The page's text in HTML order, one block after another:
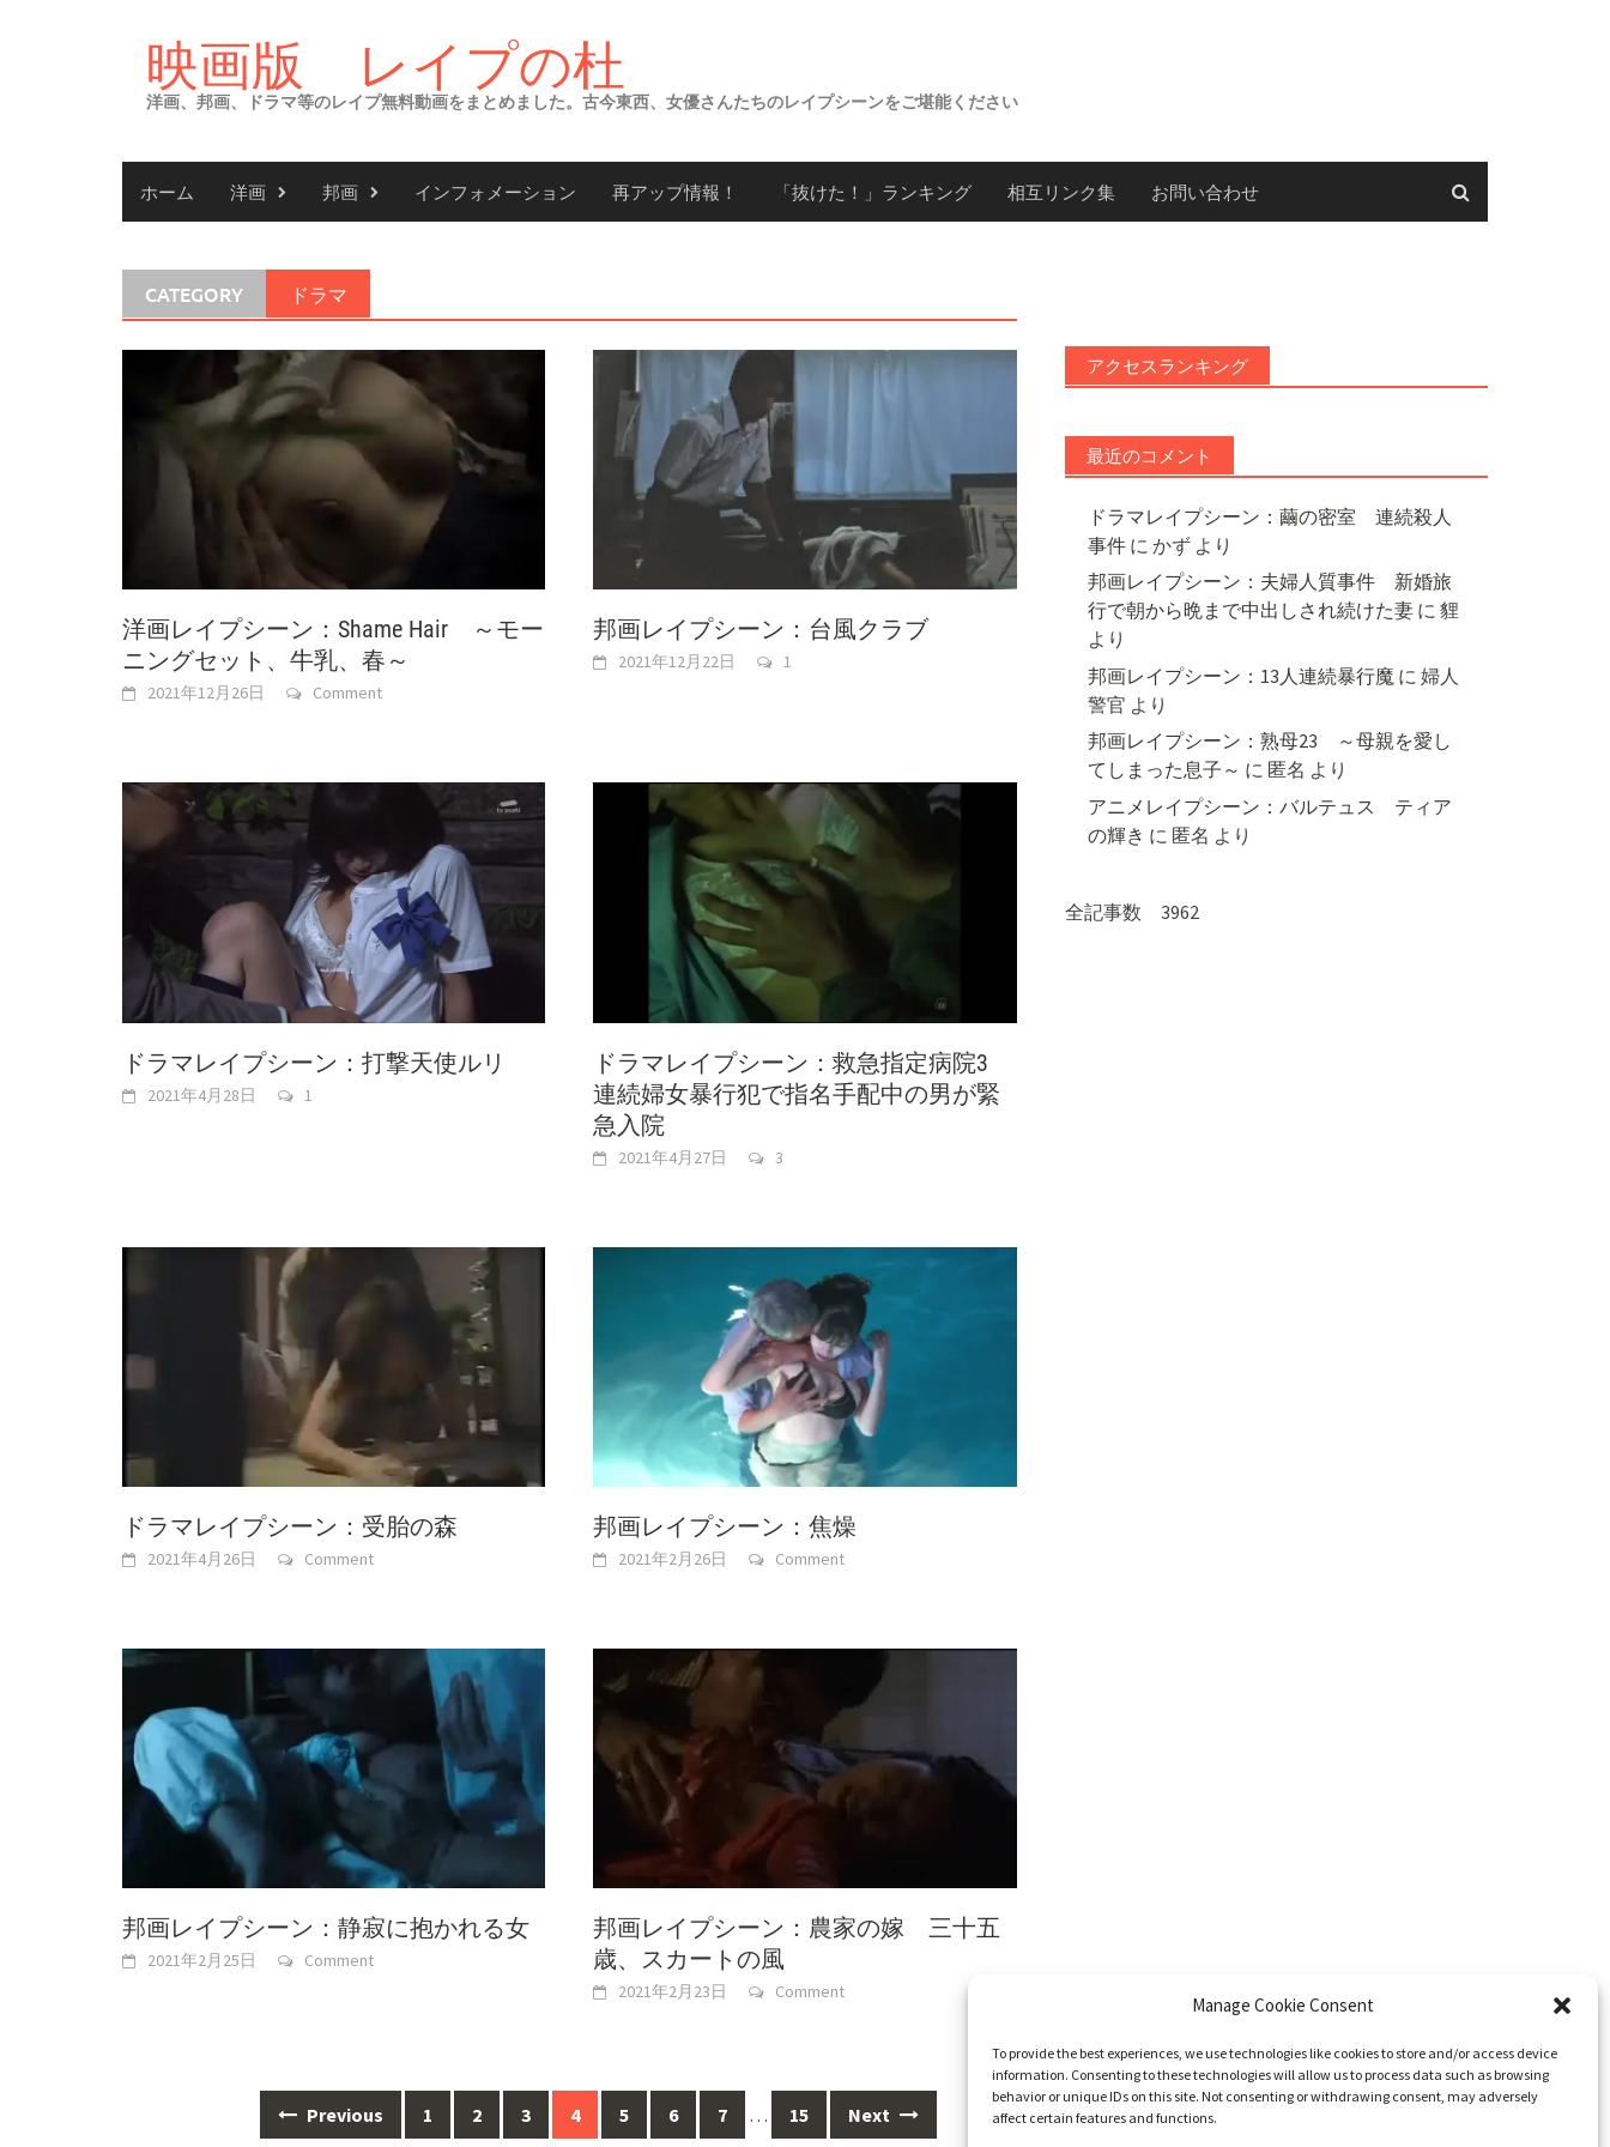
Manage Cookie Consent
To provide the best experiences, we use technologies like cookies to store and/or access device
information. Consenting to these technologies will allow us to process data such as browsing
behavior or unique IDs on this site. Not consenting or withdrawing consent, may adversely
affect certain features and functions.
映画版 レイプの杜
洋画、邦画、ドラマ等のレイプ無料動画をまとめました。古今東西、女優さんたちのレイプシーンをご堪能ください
ホーム 洋画 邦画 インフォメーション 再アップ情報！ 「抜けた！」ランキング 相互リンク集 お問い合わせ
CATEGORY ドラマ
洋画レイプシーン：Shame Hair ～モー
ニングセット、牛乳、春～
2021年12月26日 Comment
邦画レイプシーン：台風クラブ
2021年12月22日 1
ドラマレイプシーン：打撃天使ルリ
2021年4月28日 1
ドラマレイプシーン：救急指定病院3
連続婦女暴行犯で指名手配中の男が緊
急入院
2021年4月27日 3
ドラマレイプシーン：受胎の森
2021年4月26日 Comment
邦画レイプシーン：焦燥
2021年2月26日 Comment
邦画レイプシーン：静寂に抱かれる女
2021年2月25日 Comment
邦画レイプシーン：農家の嫁 三十五
歳、スカートの風
2021年2月23日 Comment
Previous 1 2 3 4 5 6 7 … 15 Next
アクセスランキング
最近のコメント
ドラマレイプシーン：繭の密室 連続殺人
事件に かずより
邦画レイプシーン：夫婦人質事件 新婚旅
行で朝から晩まで中出しされ続けた妻に 貍
より
邦画レイプシーン：13人連続暴行魔 に 婦人
警官 より
邦画レイプシーン：熟母23 ～母親を愛し
てしまった息子～ に 匿名 より
アニメレイプシーン：バルテュス ティア
の輝き に 匿名 より
全記事数 3962